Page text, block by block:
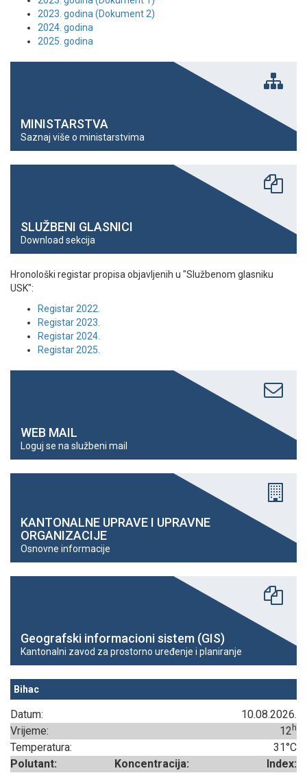
2023. godina (Dokument 2)
2024. godina
2025. godina
MINISTARSTVA
Saznaj više o ministarstvima
SLUŽBENI GLASNICI
Download sekcija
Hronološki registar propisa objavljenih u "Službenom glasniku
USK":
Registar 2022.
Registar 2023.
Registar 2024.
Registar 2025.
WEB MAIL
Loguj se na službeni mail
KANTONALNE UPRAVE I UPRAVNE
ORGANIZACIJE
Osnovne informacije
Geografski informacioni sistem (GIS)
Kantonalni zavod za prostorno uređenje i planiranje
Bihac
Datum:
10.08.2026.
Vrijeme:
12 h
Temperatura:
31°C
Polutant:
Koncentracija:
Index: